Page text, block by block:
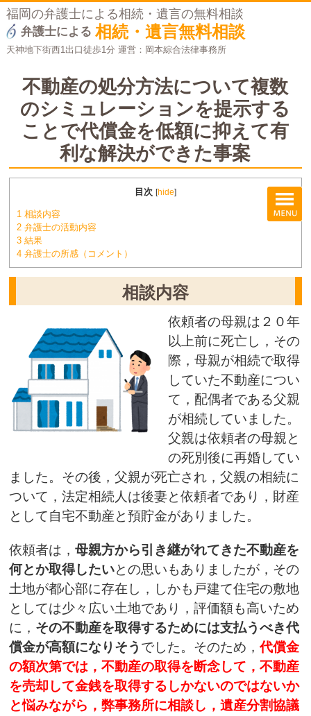
福岡の弁護士による相続・遺言の無料相談
弁護士による 相続・遺言無料相談
天神地下街西1出口徒歩1分 運営：岡本綜合法律事務所
不動産の処分方法について複数
のシミュレーションを提示する
ことで代償金を低額に抑えて有
利な解決ができた事案
目次 [hide]
1 相談内容
2 弁護士の活動内容
3 結果
4 弁護士の所感（コメント）
相談内容
依頼者の母親は２０年
以上前に死亡し，その
際，母親が相続で取得
していた不動産につい
て，配偶者である父親
が相続していました。
父親は依頼者の母親と
の死別後に再婚してい
ました。その後，父親が死亡され，父親の相続に
ついて，法定相続人は後妻と依頼者であり，財産
として自宅不動産と預貯金がありました。
依頼者は，母親方から引き継がれてきた不動産を
何とか取得したいとの思いもありましたが，その
土地が都心部に存在し，しかも戸建て住宅の敷地
としては少々広い土地であり，評価額も高いため
に， その不動産を取得するためには支払うべき代
償金が高額になりそう でした。そのため，代償金
の額次第では，不動産の取得を断念して，不動産
を売却して金銭を取得するしかないのではないか
と悩みながら，弊事務所に相談し，遺産分割協議